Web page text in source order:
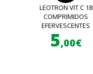
LEOTRON VIT C 18
COMPRIMIDOS
EFERVESCENTES
5,00€